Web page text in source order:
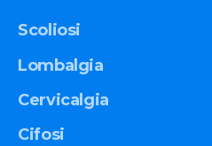
Scoliosi
Lombalgia
Cervicalgia
Cifosi